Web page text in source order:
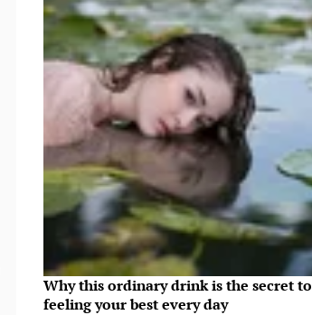
Why this ordinary drink is the secret to
feeling your best every day